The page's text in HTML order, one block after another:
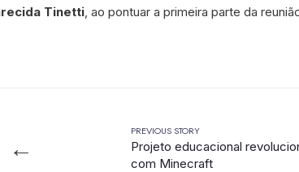
Tinetti, ao pontuar a primeira parte da
←
PREVIOUS STORY
Projeto educacional
com Minecraft